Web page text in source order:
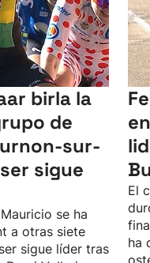
birla la
de
sur-
sigue
se ha
a otras siete
sigue líder tras
El
ha